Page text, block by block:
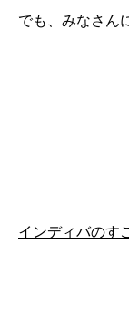
でも、みなさん
インディバのす